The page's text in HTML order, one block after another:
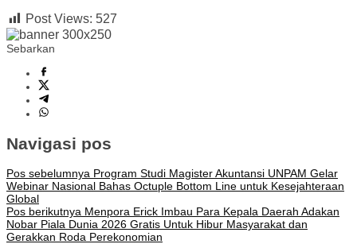
Post Views: 527
Sebarkan
Navigasi pos
Pos sebelumnya Program Studi Magister Akuntansi UNPAM Gelar
Webinar Nasional Bahas Octuple Bottom Line untuk Kesejahteraan
Global
Pos berikutnya Menpora Erick Imbau Para Kepala Daerah Adakan
Nobar Piala Dunia 2026 Gratis Untuk Hibur Masyarakat dan
Gerakkan Roda Perekonomian